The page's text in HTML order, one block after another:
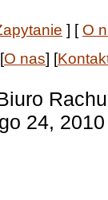
] [ O
[O nas] [
24, 2010